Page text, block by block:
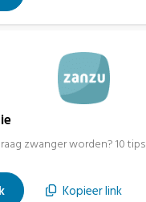
zwanger worden? 10 tips
, opent in nieuw tabblad
Kopieer link